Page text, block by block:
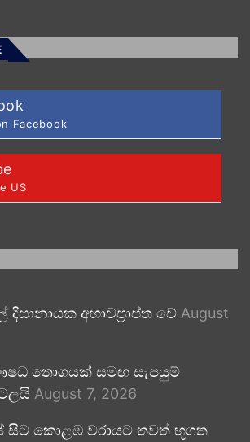
Facebook
US
දිසානායක අභාවප්‍රාප්ත වේ August
තොගයක් සමඟ සැපයුම්
August 7, 2026
සිට කොළඹ වරායට තවත් භූගත